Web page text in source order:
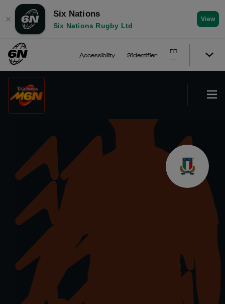
✕
Six Nations
Six Nations Rugby Ltd
View
Accessibility S'identifier
FR